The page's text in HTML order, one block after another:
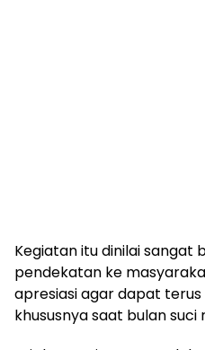
Kegiatan itu dinilai
pendekatan ke
apresiasi agar dapat
khususnya saat bulan suci